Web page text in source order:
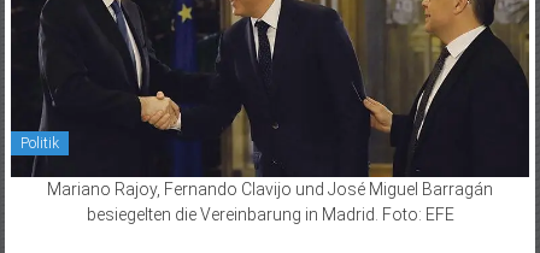
Politik
Mariano Rajoy, Fernando Clavijo und José Miguel Barragán
besiegelten die Vereinbarung in Madrid. Foto: EFE